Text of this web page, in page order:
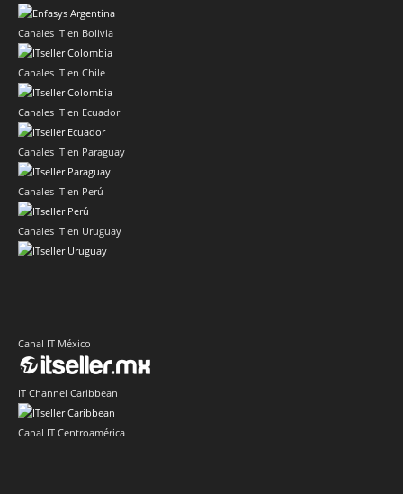
Canales IT en Bolivia
Canales IT en Chile
Canales IT en Ecuador
Canales IT en Paraguay
Canales IT en Perú
Canales IT en Uruguay
Canal IT México
IT Channel Caribbean
Canal IT Centroamérica